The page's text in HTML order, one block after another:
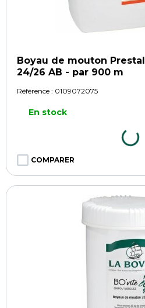
Boyau de mouton
24/26 AB - par 900 m
Référence : 0109072075
En stock
COMPARER